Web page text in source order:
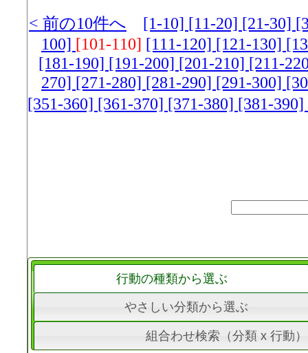
< 前の10件へ [1-10] [11-20] [21-30]
100] [101-110] [111-120] [121-130]
[181-190] [191-200] [201-210] [211-
270] [271-280] [281-290] [291-300]
[351-360] [361-370] [371-380] [381-390]
行動の種類から選ぶ
やさしい分類から選ぶ
組合わせ検索（分類 x 行動）